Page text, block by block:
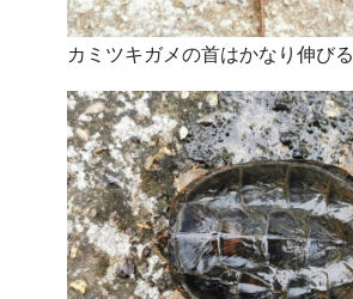
カミツキガメの首はかなり伸びる